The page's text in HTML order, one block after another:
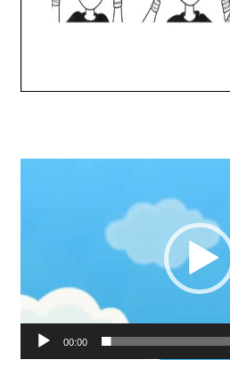
00:00